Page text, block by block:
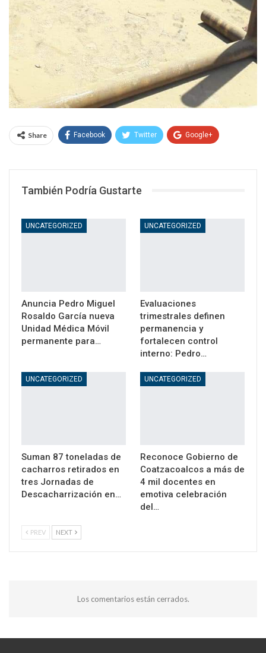
Share Facebook Twitter Google+
También Podría Gustarte
UNCATEGORIZED
Anuncia Pedro Miguel
Rosaldo García nueva
Unidad Médica Móvil
permanente para…
UNCATEGORIZED
Evaluaciones
trimestrales definen
permanencia y
fortalecen control
interno: Pedro…
UNCATEGORIZED
Suman 87 toneladas de
cacharros retirados en
tres Jornadas de
Descacharrización en…
UNCATEGORIZED
Reconoce Gobierno de
Coatzacoalcos a más de
4 mil docentes en
emotiva celebración
del…
PREV NEXT
Los comentarios están cerrados.